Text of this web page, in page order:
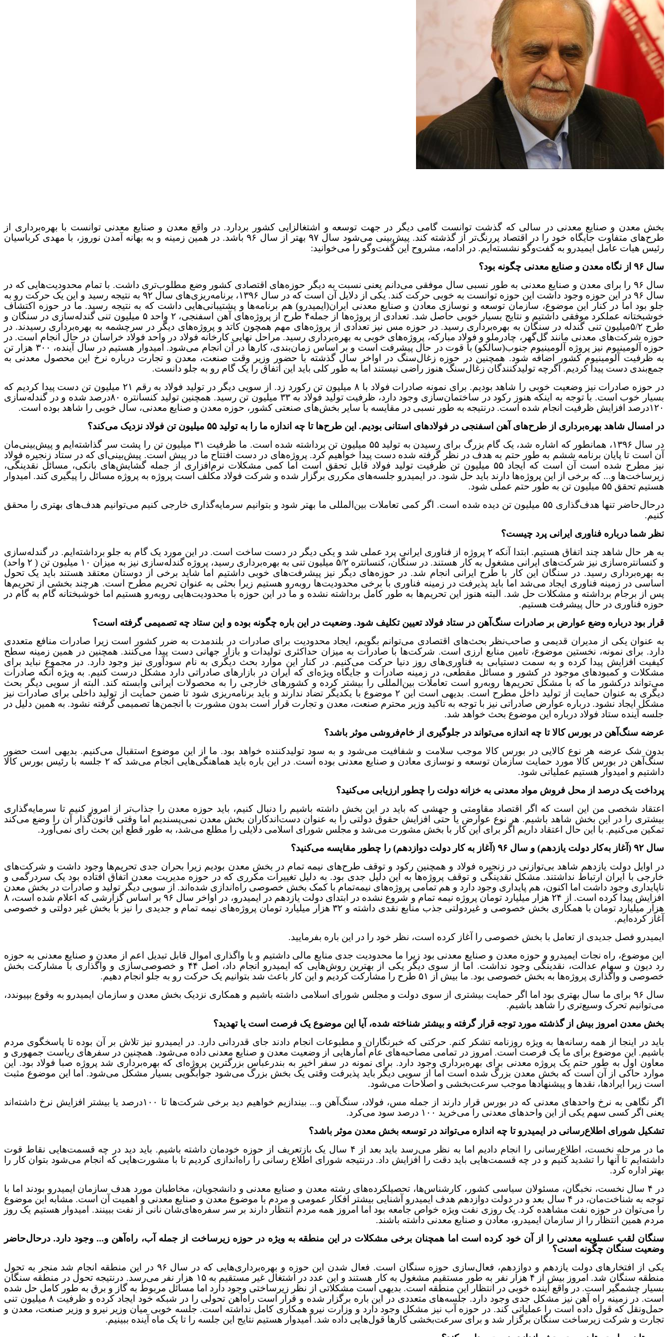
بخش معدن و صنایع معدنی در سالی که گذشت توانست گامی دیگر در جهت توسعه و اشتغالزایی کشور بردارد. در واقع معدن و صنایع معدنی توانست با بهره‌برداری از
طرح‌های متفاوت جایگاه خود را در اقتصاد پررنگ‌تر از گذشته کند. پیش‌بینی می‌شود سال ۹۷ بهتر از سال ۹۶ باشد. در همین زمینه و به بهانه آمدن نوروز، با مهدی کرباسیان
رئیس هیات عامل ایمیدرو به گفت‌وگو نشسته‌ایم. در ادامه، مشروح این گفت‌وگو را می‌خوانید:
سال ۹۶ از نگاه معدن و صنایع معدنی چگونه بود؟
سال ۹۶ را برای معدن و صنایع معدنی به طور نسبی سال موفقی می‌دانم یعنی نسبت به دیگر حوزه‌های اقتصادی کشور وضع مطلوب‌تری داشت. با تمام محدودیت‌هایی که در
سال ۹۶ در این حوزه وجود داشت این حوزه توانست به خوبی حرکت کند. یکی از دلایل آن است که در سال ۱۳۹۶، برنامه‌ریزی‌های سال ۹۲ به نتیجه رسید و این یک حرکت رو به
جلو بود اما در کنار این موضوع، سازمان توسعه و نوسازی معادن و صنایع معدنی ایران(ایمیدرو) هم برنامه‌ها و پشتیبانی‌هایی داشت که به نتیجه رسید. ما در حوزه اکتشاف
خوشبختانه عملکرد موفقی داشتیم و نتایج بسیار خوبی حاصل شد. تعدادی از پروژه‌ها از جمله۴ طرح از پروژه‌های آهن اسفنجی، ۲ واحد ۵ میلیون تنی گندله‌سازی در سنگان و
طرح ۵/۲میلیون تنی گندله در سنگان به بهره‌برداری رسید. در حوزه مس نیز تعدادی از پروژه‌های مهم همچون کاتد و پروژه‌های دیگر در سرچشمه به بهره‌برداری رسیدند. در
حوزه شرکت‌های معدنی مانند گل‌گهر، چادرملو و فولاد مبارکه، پروژه‌های خوبی به بهره‌برداری رسید. مراحل نهایی کارخانه فولاد در واحد فولاد خراسان در حال انجام است. در
حوزه آلومینیوم نیز پروژه آلومینیوم جنوب(سالکو) با قوت در حال پیشرفت است و بر اساس زمان‌بندی، کارها در آن انجام می‌شود. امیدوار هستیم در سال آینده، ۳۰۰ هزار تن
به ظرفیت آلومینیوم کشور اضافه شود. همچنین در حوزه زغال‌سنگ در اواخر سال گذشته با حضور وزیر وقت صنعت، معدن و تجارت درباره نرخ این محصول معدنی به
جمع‌بندی دست پیدا کردیم. اگرچه تولیدکنندگان زغال‌سنگ هنوز راضی نیستند اما به طور کلی باید این اتفاق را یک گام رو به جلو دانست.
در حوزه صادرات نیز وضعیت خوبی را شاهد بودیم. برای نمونه صادرات فولاد با ۸ میلیون تن رکورد زد. از سویی دیگر در تولید فولاد به رقم ۲۱ میلیون تن دست پیدا کردیم که
بسیار خوب است. با توجه به اینکه هنوز رکود در ساختمان‌سازی وجود دارد، ظرفیت تولید فولاد به ۳۳ میلیون تن رسید. همچنین تولید کنسانتره ۸۰درصد شده و در گندله‌سازی
۱۲۰درصد افزایش ظرفیت انجام شده است. درنتیجه به طور نسبی در مقایسه با سایر بخش‌های صنعتی کشور، حوزه معدن و صنایع معدنی، سال خوبی را شاهد بوده است.
در امسال شاهد بهره‌برداری از طرح‌های آهن اسفنجی در فولادهای استانی بودیم. این طرح‌ها تا چه اندازه ما را به تولید ۵۵ میلیون تن فولاد نزدیک می‌کند؟
در سال ۱۳۹۶، همانطور که اشاره شد، یک گام بزرگ برای رسیدن به تولید ۵۵ میلیون تن برداشته شده است. ما ظرفیت ۳۱ میلیون تن را پشت سر گذاشته‌ایم و پیش‌بینی‌مان
آن است تا پایان برنامه ششم به طور حتم به هدف در نظر گرفته شده دست پیدا خواهیم کرد. پروژه‌های در دست افتتاح ما در پیش است. پیش‌بینی‌ای که در ستاد زنجیره فولاد
نیز مطرح شده است آن است که ایجاد ۵۵ میلیون تن ظرفیت تولید فولاد قابل تحقق است اما کمی مشکلات نرم‌افزاری از جمله گشایش‌های بانکی، مسائل نقدینگی،
زیرساخت‌ها و... که برخی از این پروژه‌ها دارند باید حل شود. در ایمیدرو جلسه‌های مکرری برگزار شده و شرکت فولاد مکلف است پروژه به پروژه مسائل را پیگیری کند. امیدوار
هستیم تحقق ۵۵ میلیون تن به طور حتم عملی شود.
درحال‌حاضر تنها هدف‌گذاری ۵۵ میلیون تن دیده شده است. اگر کمی تعاملات بین‌المللی ما بهتر شود و بتوانیم سرمایه‌گذاری خارجی کنیم می‌توانیم هدف‌های بهتری را محقق
کنیم.
نظر شما درباره فناوری ایرانی پرد چیست؟
به هر حال شاهد چند اتفاق هستیم. ابتدا آنکه ۲ پروژه از فناوری ایرانی پرد عملی شد و یکی دیگر در دست ساخت است. در این مورد یک گام به جلو برداشته‌ایم. در گندله‌سازی
و کنسانتره‌سازی نیز شرکت‌های ایرانی مشغول به کار هستند. در سنگان، کنسانتره ۵/۲ میلیون تنی به بهره‌برداری رسید، پروژه گندله‌سازی نیز به میزان ۱۰ میلیون تن ( ۲ واحد)
به بهره‌برداری رسید. در سنگان این کار با طرح ایرانی انجام شد. در حوزه‌های دیگر نیز پیشرفت‌های خوبی داشتیم اما شاید برخی از دوستان معتقد هستند باید یک تحول
اساسی در زمینه فناوری ایجاد می‌شد اما باید پذیرفت در زمینه فناوری با برخی محدودیت‌ها رو‌به‌رو هستیم زیرا بحثی به عنوان تحریم مطرح است. هرچند بخشی از تحریم‌ها
پس از برجام برداشته و مشکلات حل شد. البته هنوز این تحریم‌ها به طور کامل برداشته نشده و ما در این حوزه با محدودیت‌هایی رو‌به‌رو هستیم اما خوشبختانه گام ‌به گام در
حوزه فناوری در حال پیشرفت هستیم.
قرار بود درباره وضع عوارض بر صادرات سنگ‌آهن در ستاد فولاد تعیین تکلیف شود. وضعیت در این باره چگونه بوده و این ستاد چه تصمیمی گرفته است؟
به عنوان یکی از مدیران قدیمی و صاحب‌نظر بحث‌های اقتصادی می‌توانم بگویم، ایجاد محدودیت برای صادرات در بلندمدت به ضرر کشور است زیرا صادرات منافع متعددی
دارد. برای نمونه، نخستین موضوع، تامین منابع ارزی است. شرکت‌ها با صادرات به میزان حداکثری تولیدات و بازار جهانی دست پیدا می‌کنند. همچنین در همین زمینه سطح
کیفیت افزایش پیدا کرده و به سمت دستیابی به فناوری‌های روز دنیا حرکت می‌کنیم. در کنار این موارد بحث دیگری به نام سودآوری نیز وجود دارد. در مجموع نباید برای
مشکلات و کمبودهای موجود در کشور و مسائل مقطعی، در زمینه صادرات و جایگاه ویژه‌ای که ایران در بازارهای صادراتی دارد مشکل درست کنیم. به ویژه آنکه صادرات
می‌تواند درکشور ما که با مشکل تحریم‌ها رو‌به‌رو است تعاملات بین‌المللی را بیشتر کرده و کشورهای خارجی را به محصولات ایرانی وابسته کند. البته از سویی دیگر بحث
دیگری به عنوان حمایت از تولید داخل مطرح است. بدیهی است این ۲ موضوع با یکدیگر تضاد ندارند و باید برنامه‌ریزی شود تا ضمن حمایت از تولید داخلی برای صادرات نیز
مشکل ایجاد نشود. درباره عوارض صادراتی نیز با توجه به تاکید وزیر محترم صنعت، معدن و تجارت قرار است بدون مشورت با انجمن‌ها تصمیمی گرفته نشود. به همین دلیل در
جلسه آینده ستاد فولاد درباره این موضوع بحث خواهد شد.
عرضه سنگ‌آهن در بورس کالا تا چه اندازه می‌تواند در جلوگیری از خام‌فروشی موثر باشد؟
بدون شک عرضه هر نوع کالایی در بورس کالا موجب سلامت و شفافیت می‌شود و به سود تولیدکننده خواهد بود. ما از این موضوع استقبال می‌کنیم. بدیهی است حضور
سنگ‌آهن در بورس کالا مورد حمایت سازمان توسعه و نوسازی معادن و صنایع معدنی بوده است. در این باره باید هماهنگی‌هایی انجام می‌شد که ۲ جلسه با رئیس بورس کالا
داشتیم و امیدوار هستیم عملیاتی شود.
پرداخت یک درصد از محل فروش مواد معدنی به خزانه دولت را چطور ارزیابی می‌کنید؟
اعتقاد شخصی من این است که اگر اقتصاد مقاومتی و جهشی که باید در این بخش داشته باشیم را دنبال کنیم، باید حوزه معدن را جذاب‌تر از امروز کنیم تا سرمایه‌گذاری
بیشتری را در این بخش شاهد باشیم. هر نوع عوارض یا حتی افزایش حقوق دولتی را به عنوان دست‌اندکاران بخش معدن نمی‌پسندیم اما وقتی قانون‌گذار آن را وضع می‌کند
تمکین می‌کنیم. با این حال اعتقاد داریم اگر برای این کار با بخش مشورت می‌شد و مجلس شورای اسلامی دلایلی را مطلع می‌شد، به طور قطع این بحث رای نمی‌آورد.
سال ۹۲ (آغاز به‌کار دولت یازدهم)‌ و سال ۹۶ (آغاز به کار دولت دوازدهم) را چطور مقایسه می‌کنید؟
در اوایل دولت یازدهم شاهد بی‌توازنی در زنجیره فولاد و همچنین رکود و توقف طرح‌های نیمه تمام در بخش معدن بودیم زیرا بحران جدی تحریم‌ها وجود داشت و شرکت‌های
خارجی با ایران ارتباط نداشتند. مشکل نقدینگی و توقف پروژه‌ها به این دلیل جدی بود. به دلیل تغییرات مکرری که در حوزه مدیریت معدن اتفاق افتاده بود یک سردرگمی و
ناپایداری وجود داشت اما اکنون، هم پایداری وجود دارد و هم تمامی پروژه‌های نیمه‌تمام با کمک بخش خصوصی راه‌اندازی شده‌اند. از سویی دیگر تولید و صادرات در بخش معدن
افزایش پیدا کرده است. از ۲۴ هزار میلیارد تومان پروژه نیمه تمام و شروع نشده در ابتدای دولت یازدهم در ایمیدرو، در اواخر سال ۹۶ بر اساس گزارشی که اعلام شده است، ۸
هزار میلیارد تومان با همکاری بخش خصوصی و غیردولتی جذب منابع نقدی داشته و ۳۲ هزار میلیارد تومان پروژه‌های نیمه تمام و جدیدی را نیز با بخش غیر دولتی و خصوصی
آغاز کرده‌ایم.
ایمیدرو فصل جدیدی از تعامل با بخش خصوصی را آغاز کرده است، نظر خود را در این باره بفرمایید.
این موضوع، راه نجات ایمیدرو و حوزه معدن و صنایع معدنی بود زیرا ما محدودیت جدی منابع مالی داشتیم و با واگذاری اموال قابل تبدیل اعم از معدن و صنایع معدنی به حوزه
رد دیون و سهام عدالت، نقدینگی وجود نداشت. اما از سوی دیگر یکی از بهترین روش‌هایی که ایمیدرو انجام داد، اصل ۴۴ و خصوصی‌سازی و واگذاری با مشارکت بخش
خصوصی و واگذاری پروژه‌ها به بخش خصوصی بود. ما بیش از ۵۱ طرح را مشارکت کردیم و این کار باعث شد بتوانیم یک حرکت رو به جلو انجام دهیم.
سال ۹۶ برای ما سال بهتری بود اما اگر حمایت بیشتری از سوی دولت و مجلس شورای اسلامی داشته باشیم و همکاری نزدیک بخش معدن و سازمان ایمیدرو به وقوع بپیوندد،
می‌توانیم تحرک وسیع‌تری را شاهد باشیم.
بخش معدن امروز بیش از گذشته مورد توجه قرار گرفته و بیشتر شناخته شده، آیا این موضوع یک فرصت است یا تهدید؟
باید در اینجا از همه رسانه‌ها به ویژه روزنامه تشکر کنم. حرکتی که خبرنگاران و مطبوعات انجام دادند جای قدردانی دارد. در ایمیدرو نیز تلاش بر آن بوده تا پاسخگوی مردم
باشیم. این موضوع برای ما یک فرصت است. امروز در تمامی مصاحبه‌های عام آمارهایی از وضعیت معدن و صنایع معدنی داده می‌شود. همچنین در سفرهای ریاست جمهوری و
معاون اول به طور حتم یک پروژه معدنی برای بهره‌برداری وجود دارد. برای نمونه در سفر اخیر به بندرعباس بزرگترین پروژه‌ای که بهره‌برداری شد پروژه صبا فولاد بود. این
موارد حاکی از آن است که بخش معدن بزرگ شده است اما از سویی دیگر باید پذیرفت وقتی یک بخش بزرگ می‌شود جوابگویی بسیار مشکل می‌شود. اما این موضوع مثبت
است زیرا ایرادها، نقدها و پیشنهادها موجب سرعت‌بخشی و اصلاحات می‌شود.
اگر نگاهی به نرخ واحدهای معدنی که در بورس قرار دارند از جمله مس، فولاد، سنگ‌آهن و... بیندازیم خواهیم دید برخی شرکت‌ها تا ۱۰۰درصد یا بیشتر افزایش نرخ داشته‌اند
یعنی اگر کسی سهم یکی از این واحدهای معدنی را می‌خرید ۱۰۰ درصد سود می‌کرد.
تشکیل شورای اطلاع‌رسانی در ایمیدرو تا چه اندازه می‌تواند در توسعه بخش معدن موثر باشد؟
ما در مرحله نخست، اطلاع‌رسانی را انجام دادیم اما به نظر می‌رسد باید بعد از ۴ سال یک بازتعریف از حوزه خودمان داشته باشیم. باید دید در چه قسمت‌هایی نقاط قوت
داشته‌ایم تا آنها را تشدید کنیم و در چه قسمت‌هایی باید دقت را افزایش داد. درنتیجه شورای اطلاع رسانی را راه‌اندازی کردیم تا با مشورت‌هایی که انجام می‌شود بتوان کار را
بهتر اداره کرد.
در ۴ سال نخست، نخبگان، مسئولان سیاسی کشور، کارشناس‌ها، تحصیلکرده‌های رشته معدن و صنایع معدنی و دانشجویان، مخاطبان مورد هدف سازمان ایمیدرو بودند اما با
توجه به شناخت‌مان، در ۴ سال بعد و در دولت دوازدهم هدف ایمیدرو آشنایی بیشتر افکار عمومی و مردم با موضوع معدن و صنایع معدنی و اهمیت آن است. مشابه این موضوع
را می‌توان در حوزه نفت مشاهده کرد. یک روزی نفت ویژه خواص جامعه بود اما امروز همه مردم انتظار دارند بر سر سفره‌های‌شان نانی از نفت ببینند. امیدوار هستیم یک روز
مردم همین انتظار را از سازمان ایمیدرو، معادن و صنایع معدنی داشته باشند.
سنگان لقب عسلویه معدنی را از آن خود کرده است اما همچنان برخی مشکلات در این منطقه به ویژه در حوزه زیرساخت از جمله آب، راه‌آهن و... وجود دارد. درحال‌حاضر
وضعیت سنگان چگونه است؟
یکی از افتخارهای دولت یازدهم و دوازدهم، فعال‌سازی حوزه سنگان است. فعال شدن این حوزه و بهره‌برداری‌هایی که در سال ۹۶ در این منطقه انجام شد منجر به تحول
منطقه سنگان شد. امروز بیش از ۴ هزار نفر به طور مستقیم مشغول به کار هستند و این عدد در اشتغال غیر مستقیم به ۱۵ هزار نفر می‌رسد. درنتیجه تحول در منطقه سنگان
بسیار چشمگیر است. در واقع آینده خوبی در انتظار این منطقه است. بدیهی است مشکلاتی از نظر زیرساختی وجود دارد اما مسائل مربوط به گاز و برق به طور کامل حل شده
است. در زمینه راه آهن نیز مشکل جدی وجود دارد. جلسه‌های متعددی در این باره برگزار شده و قرار است راه‌آهن تحولی را در شبکه خود ایجاد کرده و ظرفیت ۸ میلیون تنی
حمل‌ونقل که قول داده است را عملیاتی کند. در حوزه آب نیز مشکل وجود دارد و وزارت نیرو همکاری کامل نداشته است. جلسه خوبی میان وزیر نیرو و وزیر صنعت، معدن و
تجارت و شرکت زیرساخت سنگان برگزار شد و برای سرعت‌بخشی کارها قول‌هایی داده شد. امیدوار هستیم نتایج این جلسه را تا یک ماه آینده ببینیم.